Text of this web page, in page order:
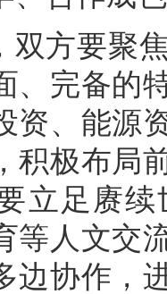
双方要聚
、完备的
资、能源
积极布局
立足赓
等人文交
边协作，